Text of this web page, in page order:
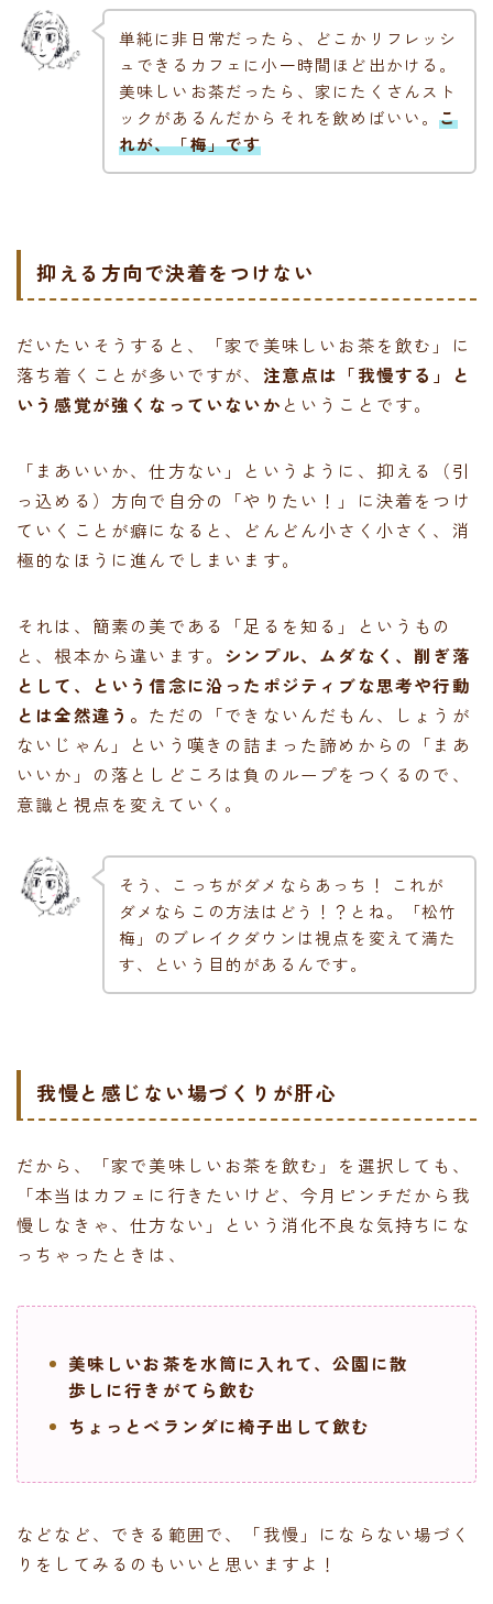
単純に非日常だったら、どこかリフレッシ
ュできるカフェに小一時間ほど出かける。
美味しいお茶だったら、家にたくさんスト
ックがあるんだからそれを飲めばいい。こ
れが、「梅」です
抑える方向で決着をつけない
だいたいそうすると、「家で美味しいお茶を飲む」に
落ち着くことが多いですが、 注意点は「我慢する」と
いう感覚が強くなっていないか ということです。
「まあいいか、仕方ない」というように、抑える（引
っ込める）方向で自分の「やりたい！」に決着をつけ
ていくことが癖になると、どんどん小さく小さく、消
極的なほうに進んでしまいます。
それは、簡素の美である「足るを知る」というもの
と、根本から違います。 シンプル、ムダなく、削ぎ落
として、という信念に沿ったポジティブな思考や行動
とは全然違う。 ただの「できないんだもん、しょうが
ないじゃん」という嘆きの詰まった諦めからの「まあ
いいか」の落としどころは負のループをつくるので、
意識と視点を変えていく。
そう、こっちがダメならあっち！ これが
ダメならこの方法はどう！？とね。「松竹
梅」のブレイクダウンは視点を変えて満た
す、という目的があるんです。
我慢と感じない場づくりが肝心
だから、「家で美味しいお茶を飲む」を選択しても、
「本当はカフェに行きたいけど、今月ピンチだから我
慢しなきゃ、仕方ない」という消化不良な気持ちにな
っちゃったときは、
美味しいお茶を水筒に入れて、公園に散
歩しに行きがてら飲む
ちょっとベランダに椅子出して飲む
などなど、できる範囲で、「我慢」にならない場づく
りをしてみるのもいいと思いますよ！